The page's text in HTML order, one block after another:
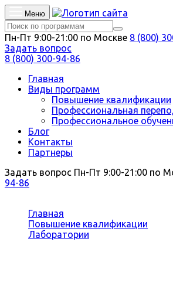
Меню
Пн-Пт 9:00-21:00 по Москве 8 (800)
Задать вопрос
8 (800) 300-94-86
Главная
Виды программ
Повышение квалификации
Профессиональная
Профессиональное
Блог
Контакты
Партнеры
Задать вопрос Пн-Пт 9:00-21:00 по
94-86
Главная
Повышение квалификации
Лаборатории